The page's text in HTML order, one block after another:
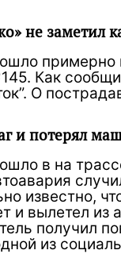
не заметил
примерно
Как
О
и потерял
в на
известно,
и вылетел из
получил
из